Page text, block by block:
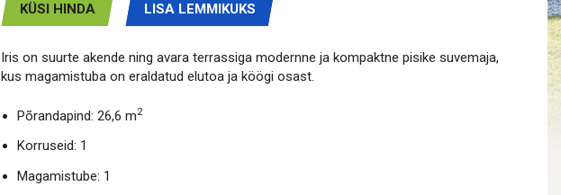
KÜSI HINDA LISA LEMMIKUKS
Iris on suurte akende ning avara terrassiga modernne ja kompaktne pisike suvemaja,
kus magamistuba on eraldatud elutoa ja köögi osast.
Põrandapind: 26,6 m2
Korruseid: 1
Magamistube: 1